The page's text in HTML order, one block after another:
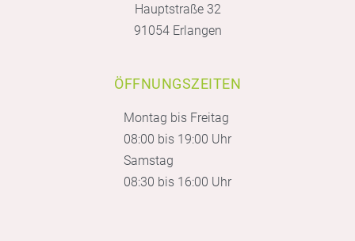
Hauptstraße 32
91054 Erlangen
ÖFFNUNGSZEITEN
Montag bis Freitag
08:00 bis 19:00 Uhr
Samstag
08:30 bis 16:00 Uhr